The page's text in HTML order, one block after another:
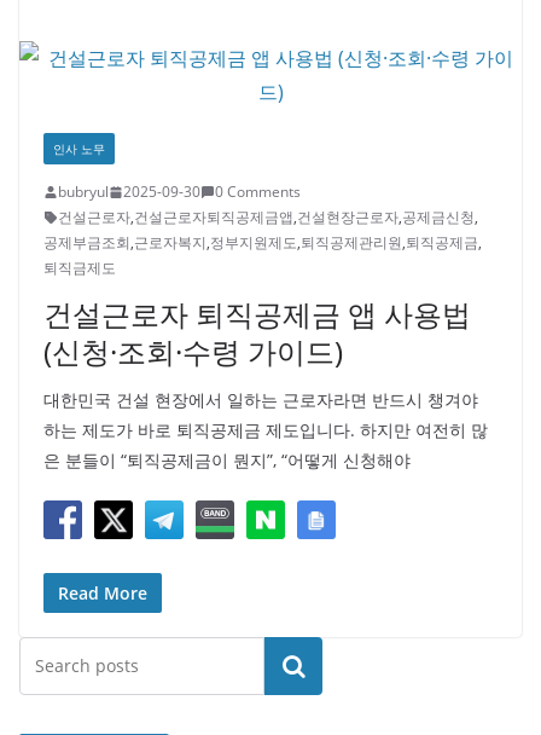
인사 노무
bubryul 2025-09-30
0 Comments
건설근로자,건설근로자퇴직공제금앱,건설현장근로자,공제금신청,
공제부금조회,근로자복지,정부지원제도,퇴직공제관리원,퇴직공제금,
퇴직금제도
건설근로자 퇴직공제금 앱 사용법
(신청·조회·수령 가이드)
대한민국 건설 현장에서 일하는 근로자라면 반드시 챙겨야
하는 제도가 바로 퇴직공제금 제도입니다. 하지만 여전히 많
은 분들이 “퇴직공제금이 뭔지”, “어떻게 신청해야
Read More
검색